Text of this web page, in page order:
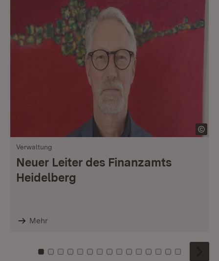
Verwaltung
Neuer Leiter des Finanzamts
Heidelberg
Mehr
Zu Kachel: 0
Zu Kachel: 1
Zu Kachel: 2
Zu Kachel: 3
Zu Kachel: 4
Zu Kachel: 5
Zu Kachel: 6
Zu Kachel: 7
Zu Kachel: 8
Zu Kachel: 9
Zu Kachel: 10
Zu Kachel: 11
Zu Kachel: 12
Zu Kachel:
Zu